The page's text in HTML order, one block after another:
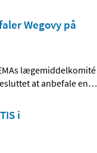
Wegovy på
lægemiddelkomité
at anbefale en…
i